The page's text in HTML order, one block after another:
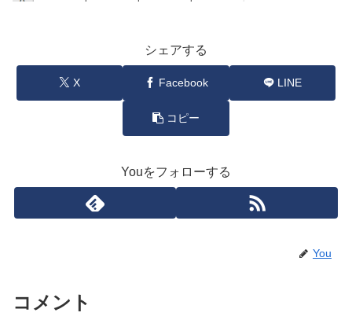
シェアする
X Facebook LINE
コピー
Youをフォローする
You
コメント